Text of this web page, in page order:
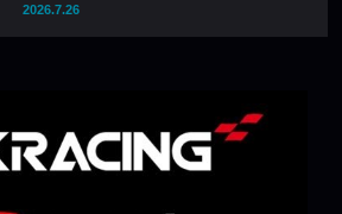
2026.7.26